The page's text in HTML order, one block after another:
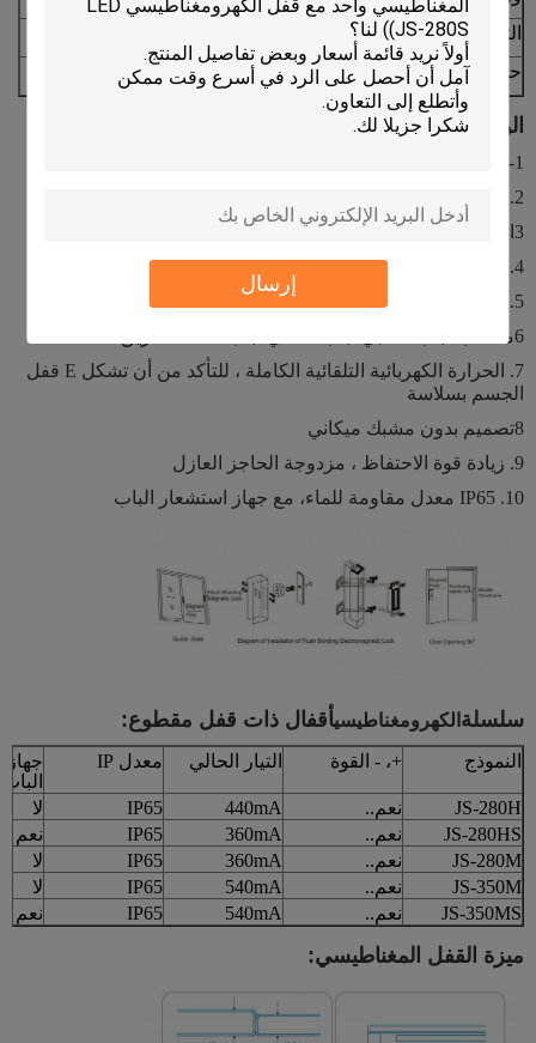
إرسال
التعبئة القياسية:
حجم الصناديق:
35L * 29W * 16H (cm)
الوصف حول القفل الكهرومغناطيسي 600lbs JS-280HS
1-فشل آمن، الطاقة لتقفل
2. أدوات كوبر جيدة ، تأكد من القوة الكافية في 280 كجم
3الجهد المزدوج 12 أو 24 VDC ((اختياري)
4. الجهد القياسي هو 12VDC عند الانتهاء
5. MOV يوفر حماية التيار العكسي
6مناسب لباب خشبي، باب معدني، باب مضاد للحريق
7. الحرارة الكهربائية التلقائية الكاملة ، للتأكد من أن تشكل E قفل
الجسم بسلاسة
8تصميم بدون مشبك ميكاني
9. زيادة قوة الاحتفاظ ، مزدوجة الحاجز العازل
10. IP65 معدل مقاومة للماء، مع جهاز استشعار الباب
سلسلة الكهرومغناطيسيأقفال ذات قفل مقطوع:
النموذج +، - القوة التيار الحالي معدل IP
جهاز
الباب
JS-280H
نعم.. 440mA
IP65
لا
JS-280HS
نعم.. 360mA
IP65
نعم
JS-280M
نعم.. 360mA
IP65
لا
JS-350M
نعم.. 540mA
IP65
لا
JS-350MS
نعم.. 540mA
IP65 نعم
ميزة القفل المغناطيسي: